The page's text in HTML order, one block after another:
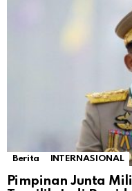
Berita INTERNASIONAL
Pimpinan Junta